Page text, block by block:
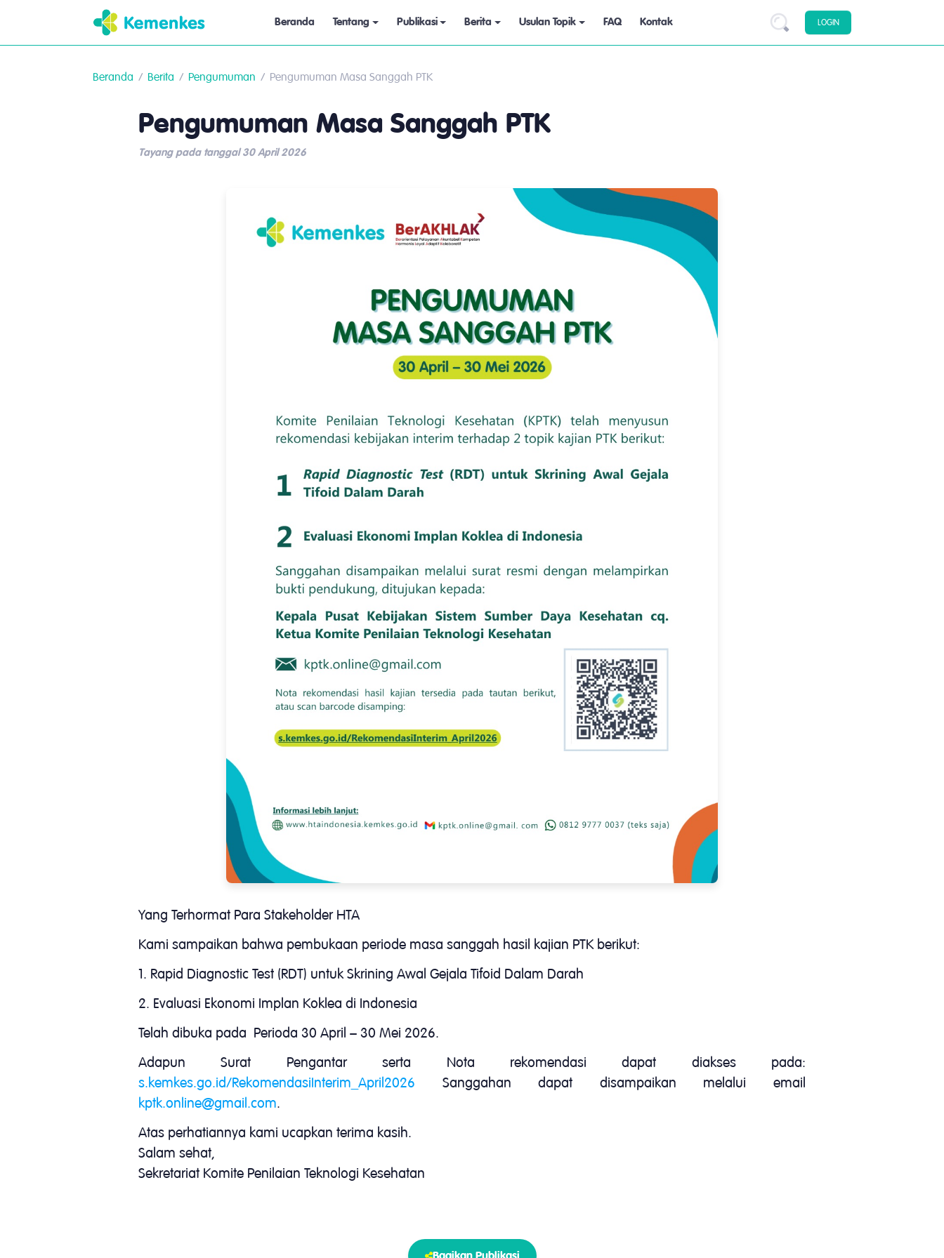
Beranda Tentang Publikasi Berita Usulan Topik FAQ Kontak LOGIN
Beranda Berita Pengumuman Pengumuman Masa Sanggah PTK
Pengumuman Masa Sanggah PTK
Tayang pada tanggal 30 April 2026
Yang Terhormat Para Stakeholder HTA
Kami sampaikan bahwa pembukaan periode masa sanggah hasil kajian PTK berikut:
1. Rapid Diagnostic Test (RDT) untuk Skrining Awal Gejala Tifoid Dalam Darah
2. Evaluasi Ekonomi Implan Koklea di Indonesia
Telah dibuka pada Perioda 30 April – 30 Mei 2026.
Adapun Surat Pengantar serta Nota rekomendasi dapat diakses pada:
s.kemkes.go.id/RekomendasiInterim_April2026 Sanggahan dapat disampaikan melalui email
kptk.online@gmail.com.
Atas perhatiannya kami ucapkan terima kasih.
Salam sehat,
Sekretariat Komite Penilaian Teknologi Kesehatan